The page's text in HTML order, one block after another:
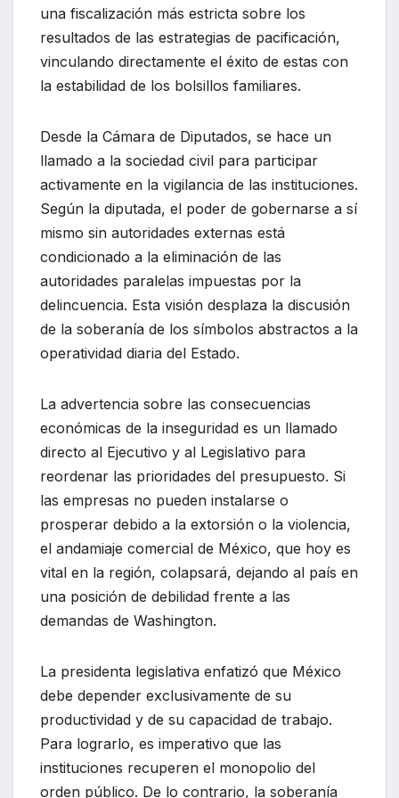
una fiscalización más estricta sobre los
resultados de las estrategias de pacificación,
vinculando directamente el éxito de estas con
la estabilidad de los bolsillos familiares.
Desde la Cámara de Diputados, se hace un
llamado a la sociedad civil para participar
activamente en la vigilancia de las instituciones.
Según la diputada, el poder de gobernarse a sí
mismo sin autoridades externas está
condicionado a la eliminación de las
autoridades paralelas impuestas por la
delincuencia. Esta visión desplaza la discusión
de la soberanía de los símbolos abstractos a la
operatividad diaria del Estado.
La advertencia sobre las consecuencias
económicas de la inseguridad es un llamado
directo al Ejecutivo y al Legislativo para
reordenar las prioridades del presupuesto. Si
las empresas no pueden instalarse o
prosperar debido a la extorsión o la violencia,
el andamiaje comercial de México, que hoy es
vital en la región, colapsará, dejando al país en
una posición de debilidad frente a las
demandas de Washington.
La presidenta legislativa enfatizó que México
debe depender exclusivamente de su
productividad y de su capacidad de trabajo.
Para lograrlo, es imperativo que las
instituciones recuperen el monopolio del
orden público. De lo contrario, la soberanía